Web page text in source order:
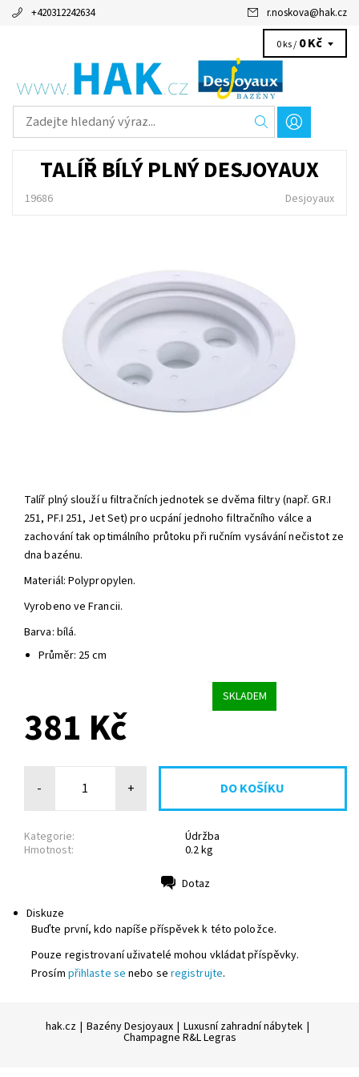
+420312242634 r.noskova@hak.cz
0 ks / 0 Kč
TALÍŘ BÍLÝ PLNÝ DESJOYAUX
19686 Desjoyaux
Talíř plný slouží u filtračních jednotek se dvěma filtry (např. GR.I
251, PF.I 251, Jet Set) pro ucpání jednoho filtračního válce a
zachování tak optimálního průtoku při ručním vysávání nečistot ze
dna bazénu.
Materiál: Polypropylen.
Vyrobeno ve Francii.
Barva: bílá.
Průměr: 25 cm
SKLADEM
381 Kč
- +
Kategorie:
Údržba
Hmotnost:
0.2 kg
Dotaz
Diskuze
Buďte první, kdo napíše příspěvek k této položce.
Pouze registrovaní uživatelé mohou vkládat příspěvky.
Prosím přihlaste se nebo se registrujte.
hak.cz | Bazény Desjoyaux | Luxusní zahradní nábytek |
Champagne R&L Legras